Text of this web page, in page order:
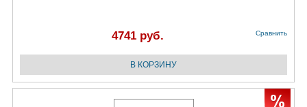
4741 руб. Сравнить